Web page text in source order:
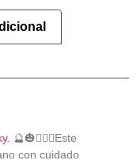
🔮🎃🧙🏻‍♀️Este
con cuidado